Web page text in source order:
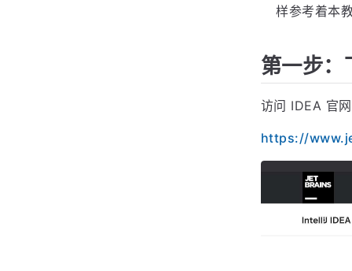
样参考着本
第一步：
访问 IDEA 官
https://